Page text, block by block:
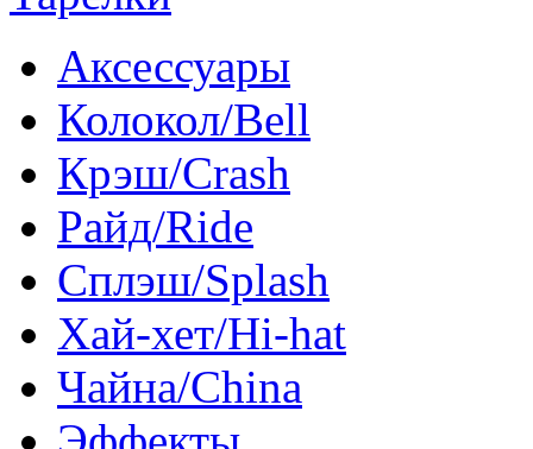
Аксессуары
Колокол/Bell
Крэш/Crash
Райд/Ride
Сплэш/Splash
Хай-хет/Hi-hat
Чайна/China